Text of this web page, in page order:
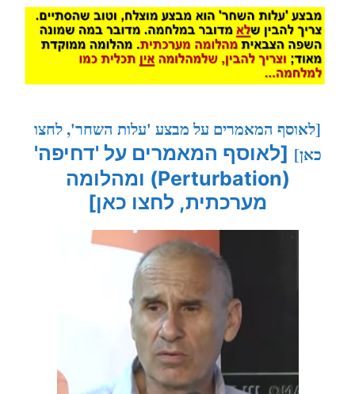
[לאוסף המאמרים על מבצע 'עלות השחר', לחצו
כאן] [לאוסף המאמרים על 'דחיפה'
(Perturbation) ומהלומה
מערכתית, לחצו כאן]